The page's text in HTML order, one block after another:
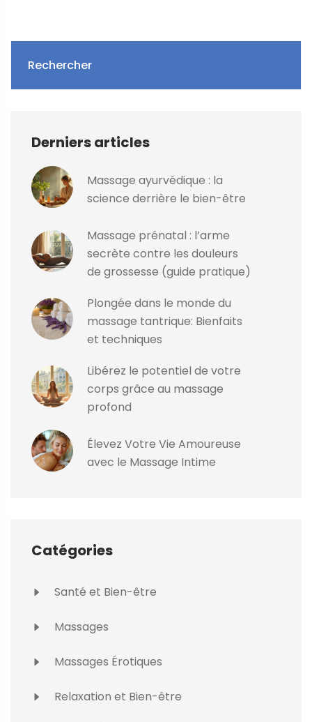
Rechercher
Derniers articles
Massage ayurvédique : la
science derrière le bien-être
Massage prénatal : l’arme
secrète contre les douleurs
de grossesse (guide pratique)
Plongée dans le monde du
massage tantrique: Bienfaits
et techniques
Libérez le potentiel de votre
corps grâce au massage
profond
Élevez Votre Vie Amoureuse
avec le Massage Intime
Catégories
Santé et Bien-être
Massages
Massages Érotiques
Relaxation et Bien-être